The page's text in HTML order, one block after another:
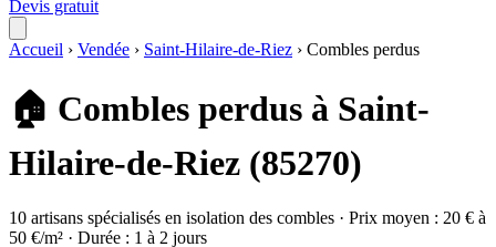
Devis gratuit
Accueil › Vendée › Saint-Hilaire-de-Riez › Combles perdus
🏠 Combles perdus à Saint-
Hilaire-de-Riez (85270)
10 artisans spécialisés en isolation des combles · Prix moyen : 20 € à
50 €/m² · Durée : 1 à 2 jours